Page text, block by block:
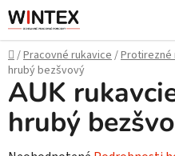
Prejsť
na
obsah
Domov
/Pracovné rukavice/Protirezné
hrubý bezšvový
AUK
hrubý